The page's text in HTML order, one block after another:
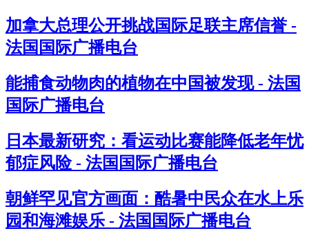
加拿大总理公开挑战国际足联主席信誉 -
法国国际广播电台
能捕食动物肉的植物在中国被发现 - 法国
国际广播电台
日本最新研究：看运动比赛能降低老年忧
郁症风险 - 法国国际广播电台
朝鲜罕见官方画面：酷暑中民众在水上乐
园和海滩娱乐 - 法国国际广播电台